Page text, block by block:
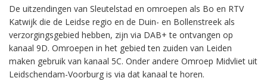
De uitzendingen van Sleutelstad en omroepen als Bo en RTV
Katwijk die de Leidse regio en de Duin- en Bollenstreek als
verzorgingsgebied hebben, zijn via DAB+ te ontvangen op
kanaal 9D. Omroepen in het gebied ten zuiden van Leiden
maken gebruik van kanaal 5C. Onder andere Omroep Midvliet uit
Leidschendam-Voorburg is via dat kanaal te horen.